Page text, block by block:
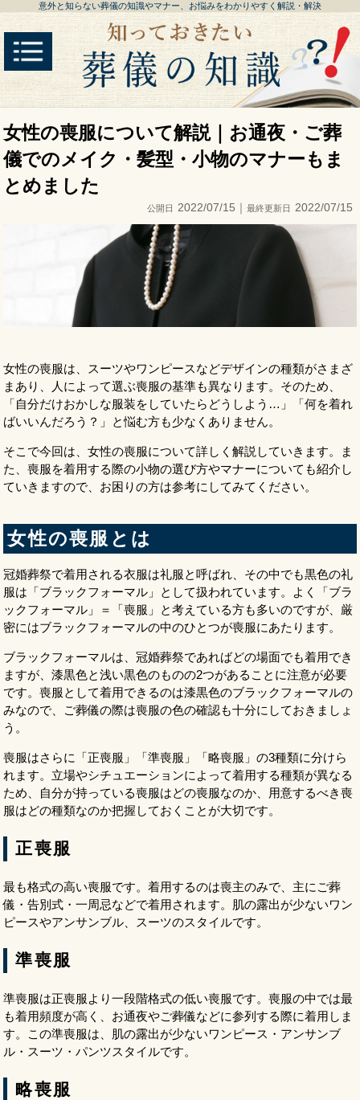
意外と知らない葬儀の知識やマナー、お悩みをわかりやすく解説・解決
女性の喪服について解説｜お通夜・ご葬
儀でのメイク・髪型・小物のマナーもま
とめました
公開日 2022/07/15｜ 最終更新日 2022/07/15
女性の喪服は、スーツやワンピースなどデザインの種類がさまざ
まあり、人によって選ぶ喪服の基準も異なります。そのため、
「自分だけおかしな服装をしていたらどうしよう…」「何を着れ
ばいいんだろう？」と悩む方も少なくありません。
そこで今回は、女性の喪服について詳しく解説していきます。ま
た、喪服を着用する際の小物の選び方やマナーについても紹介し
ていきますので、お困りの方は参考にしてみてください。
女性の喪服とは
冠婚葬祭で着用される衣服は礼服と呼ばれ、その中でも黒色の礼
服は「ブラックフォーマル」として扱われています。よく「ブラ
ックフォーマル」＝「喪服」と考えている方も多いのですが、厳
密にはブラックフォーマルの中のひとつが喪服にあたります。
ブラックフォーマルは、冠婚葬祭であればどの場面でも着用でき
ますが、漆黒色と浅い黒色のものの2つがあることに注意が必要
です。喪服として着用できるのは漆黒色のブラックフォーマルの
みなので、ご葬儀の際は喪服の色の確認も十分にしておきましょ
う。
喪服はさらに「正喪服」「準喪服」「略喪服」の3種類に分けら
れます。立場やシチュエーションによって着用する種類が異なる
ため、自分が持っている喪服はどの喪服なのか、用意するべき喪
服はどの種類なのか把握しておくことが大切です。
正喪服
最も格式の高い喪服です。着用するのは喪主のみで、主にご葬
儀・告別式・一周忌などで着用されます。肌の露出が少ないワン
ピースやアンサンブル、スーツのスタイルです。
準喪服
準喪服は正喪服より一段階格式の低い喪服です。喪服の中では最
も着用頻度が高く、お通夜やご葬儀などに参列する際に着用しま
す。この準喪服は、肌の露出が少ないワンピース・アンサンブ
ル・スーツ・パンツスタイルです。
略喪服